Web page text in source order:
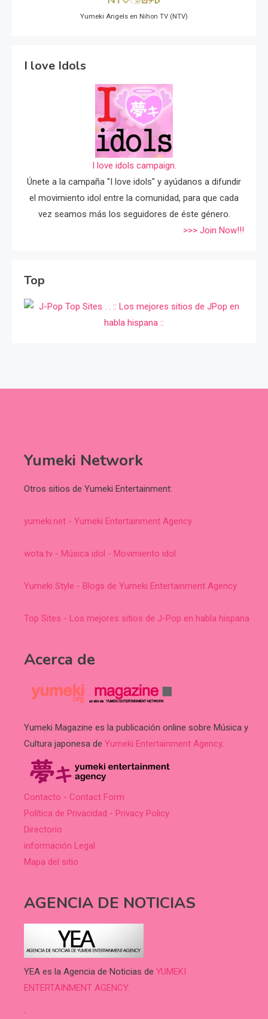
Yumeki Angels en Nihon TV (NTV)
I love Idols
I love idols campaign.
Únete a la campaña "I love idols" y ayúdanos a difundir
el movimiento idol entre la comunidad, para que cada
vez seamos más los seguidores de éste género.
>>> Join Now!!!
Top
Yumeki Network
Otros sitios de Yumeki Entertainment:
yumeki.net - Yumeki Entertainment Agency
wota.tv - Música idol - Movimiento idol
Yumeki Style - Blogs de Yumeki Entertainment Agency
Top Sites - Los mejores sitios de J-Pop en habla hispana
Acerca de
Yumeki Magazine es la publicación online sobre Música y
Cultura japonesa de Yumeki Entertainment Agency.
Contacto - Contact Form
Política de Privacidad - Privacy Policy
Directorio
información Legal
Mapa del sitio
AGENCIA DE NOTICIAS
YEA es la Agencia de Noticias de YUMEKI
ENTERTAINMENT AGENCY.
.